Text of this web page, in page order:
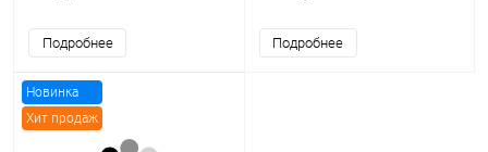
Подробнее Подробнее
Новинка
Хит продаж